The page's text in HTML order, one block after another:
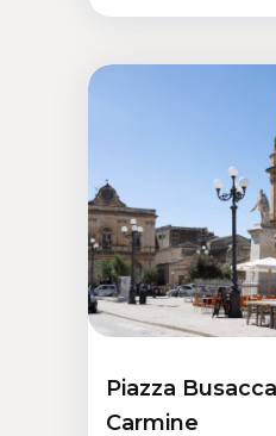
Piazza
Carmine